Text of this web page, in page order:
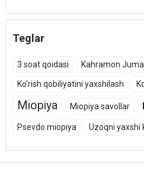
Teglar
3 soat qoidasi Kahramon
Ko‘rish qobiliyatini yaxshilash
Miopiya Miopiya savollar
Psevdo miopiya Uzoqni yaxshi